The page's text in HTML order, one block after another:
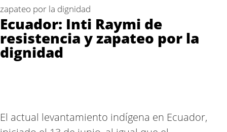
zapateo por la dignidad
Ecuador: Inti Raymi de
resistencia y zapateo por la
dignidad
El actual levantamiento indígena en Ecuador,